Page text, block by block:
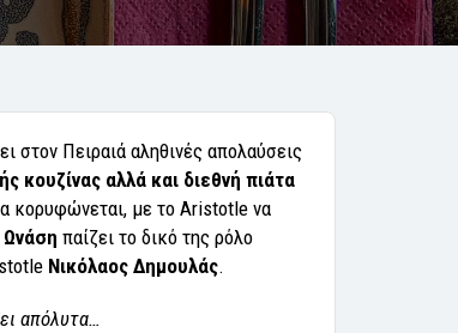
στον Πειραιά αληθινές απολαύσεις
κουζίνας αλλά και διεθνή πιάτα
κορυφώνεται, με το Aristotle να
Ωνάση παίζει το δικό της ρόλο
Νικόλαος Δημουλάς.
απόλυτα…